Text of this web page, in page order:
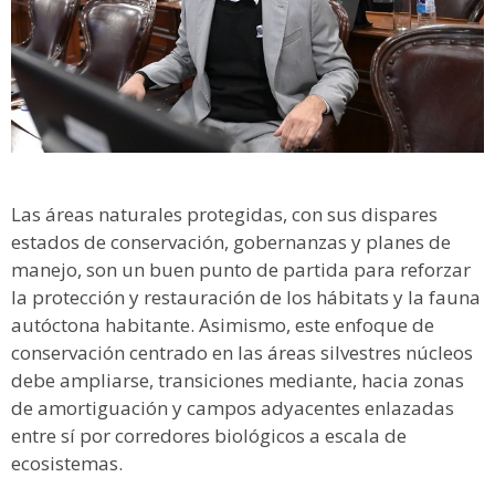
Las áreas naturales protegidas, con sus dispares
estados de conservación, gobernanzas y planes de
manejo, son un buen punto de partida para reforzar
la protección y restauración de los hábitats y la fauna
autóctona habitante. Asimismo, este enfoque de
conservación centrado en las áreas silvestres núcleos
debe ampliarse, transiciones mediante, hacia zonas
de amortiguación y campos adyacentes enlazadas
entre sí por corredores biológicos a escala de
ecosistemas.